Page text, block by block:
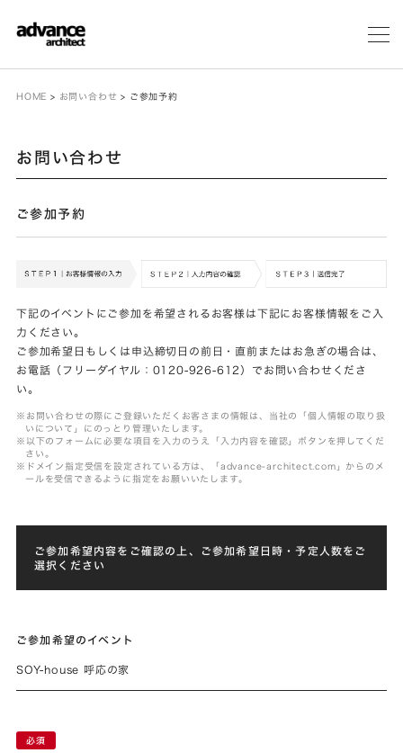
メ
HOME > お問い合わせ > ご参加予約
お問い合わせ
ご参加予約
下記のイベントにご参加を希望されるお客様は下記にお客様情報をご入
力ください。
ご参加希望日もしくは申込締切日の前日・直前またはお急ぎの場合は、
お電話（フリーダイヤル：0120-926-612）でお問い合わせくださ
い。
※お問い合わせの際にご登録いただくお客さまの情報は、当社の「個人情報の取り扱
いについて」にのっとり管理いたします。
※以下のフォームに必要な項目を入力のうえ「入力内容を確認」ボタンを押してくだ
さい。
※ドメイン指定受信を設定されている方は、「advance-architect.com」からのメ
ールを受信できるように指定をお願いいたします。
ご参加希望内容をご確認の上、ご参加希望日時・予定人数をご
選択ください
ご参加希望のイベント
SOY-house 呼応の家